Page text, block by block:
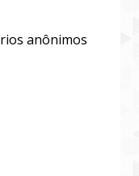
anônimos